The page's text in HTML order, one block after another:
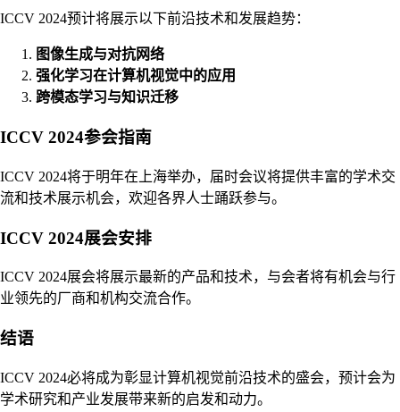
ICCV 2024预计将展示以下前沿技术和发展趋势：
图像生成与对抗网络
强化学习在计算机视觉中的应用
跨模态学习与知识迁移
ICCV 2024参会指南
ICCV 2024将于明年在上海举办，届时会议将提供丰富的学术交
流和技术展示机会，欢迎各界人士踊跃参与。
ICCV 2024展会安排
ICCV 2024展会将展示最新的产品和技术，与会者将有机会与行
业领先的厂商和机构交流合作。
结语
ICCV 2024必将成为彰显计算机视觉前沿技术的盛会，预计会为
学术研究和产业发展带来新的启发和动力。